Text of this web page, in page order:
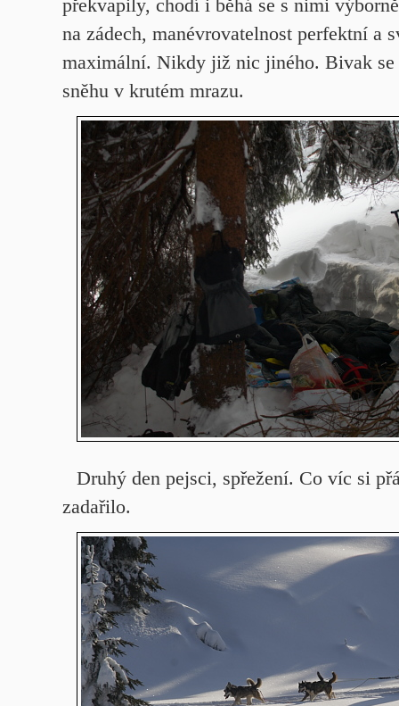
překvapily, chodí i běhá se s nimi
na zádech, manévrovatelnost perfektní a
maximální. Nikdy již nic jiného. Bivak se
sněhu v krutém mrazu.
Druhý den pejsci, spřežení. Co víc si
zadařilo.